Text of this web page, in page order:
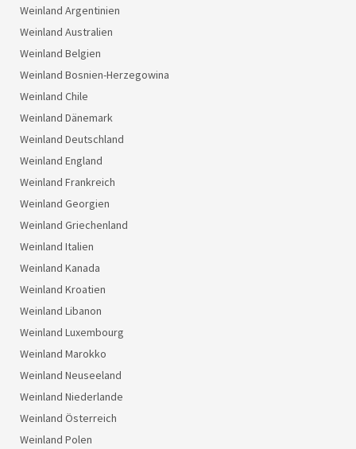
Weinland Argentinien
Weinland Australien
Weinland Belgien
Weinland Bosnien-Herzegowina
Weinland Chile
Weinland Dänemark
Weinland Deutschland
Weinland England
Weinland Frankreich
Weinland Georgien
Weinland Griechenland
Weinland Italien
Weinland Kanada
Weinland Kroatien
Weinland Libanon
Weinland Luxembourg
Weinland Marokko
Weinland Neuseeland
Weinland Niederlande
Weinland Österreich
Weinland Polen